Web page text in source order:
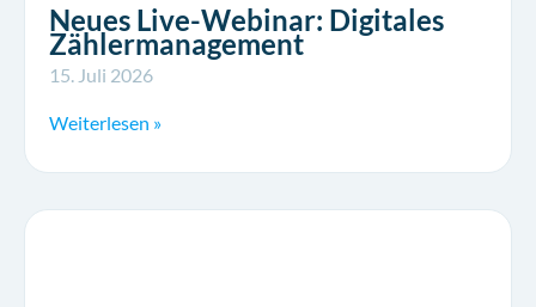
Neues Live-Webinar: Digitales
Zählermanagement
15. Juli 2026
Weiterlesen »